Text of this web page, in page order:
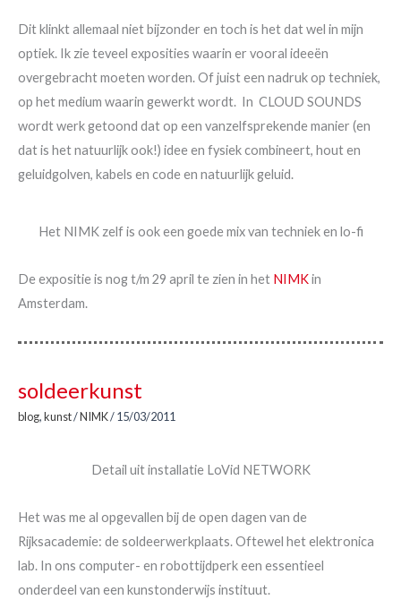
Dit klinkt allemaal niet bijzonder en toch is het dat wel in mijn
optiek. Ik zie teveel exposities waarin er vooral ideeën
overgebracht moeten worden. Of juist een nadruk op techniek,
op het medium waarin gewerkt wordt. In CLOUD SOUNDS
wordt werk getoond dat op een vanzelfsprekende manier (en
dat is het natuurlijk ook!) idee en fysiek combineert, hout en
geluidgolven, kabels en code en natuurlijk geluid.
Het NIMK zelf is ook een goede mix van techniek en lo-fi
De expositie is nog t/m 29 april te zien in het NIMKin
Amsterdam.
soldeerkunst
blog,kunst/NIMK/15/03/2011
Detail uit installatie LoVid NETWORK
Het was me al opgevallen bij de open dagen van de
Rijksacademie: de soldeerwerkplaats. Oftewel het elektronica
lab. In ons computer- en robottijdperk een essentieel
onderdeel van een kunstonderwijs instituut.